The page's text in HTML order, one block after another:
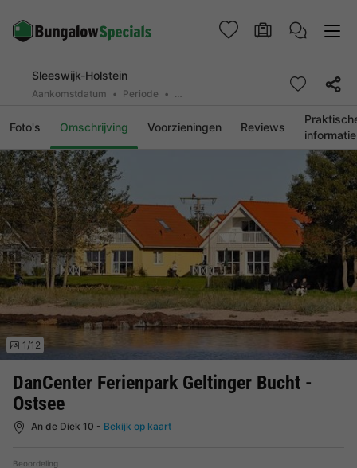
Sleeswijk-Holstein
Aankomstdatum Periode 2 personen, 0 huisdier
Foto's Omschrijving Voorzieningen Reviews
informatie
DanCenter Ferienpark Geltinger Bucht -
Ostsee
An de Diek 10 - Bekijk op kaart
1/12
Beoordeling